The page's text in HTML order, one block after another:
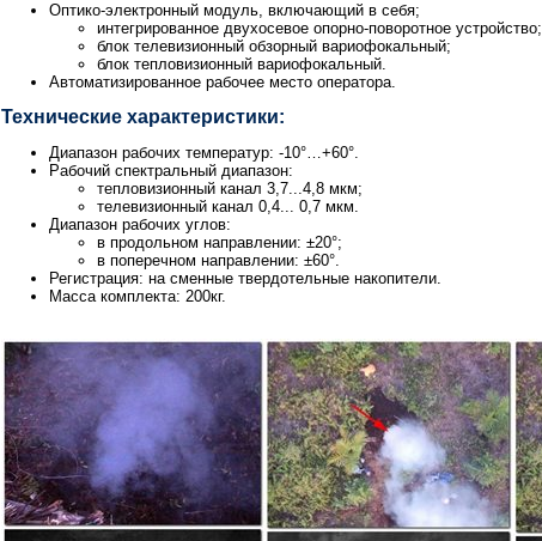
Оптико-электронный модуль, включающий в себя;
интегрированное двухосевое опорно-поворотное устройство;
блок телевизионный обзорный вариофокальный;
блок тепловизионный вариофокальный.
Автоматизированное рабочее место оператора.
Технические характеристики:
Диапазон рабочих температур: -10°…+60°.
Рабочий спектральный диапазон:
тепловизионный канал 3,7...4,8 мкм;
телевизионный канал 0,4... 0,7 мкм.
Диапазон рабочих углов:
в продольном направлении: ±20°;
в поперечном направлении: ±60°.
Регистрация: на сменные твердотельные накопители.
Масса комплекта: 200кг.